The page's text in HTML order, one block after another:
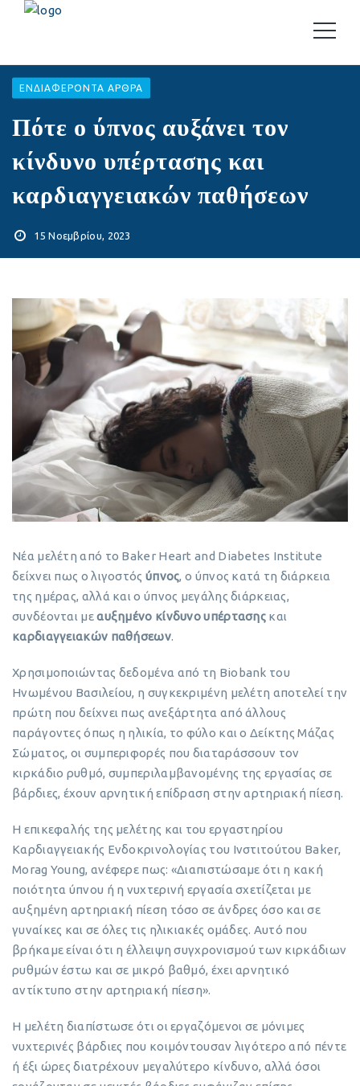
EΝΔΙΑΦΈΡΟΝΤΑ ΆΡΘΡΑ
Πότε ο ύπνος αυξάνει τον
κίνδυνο υπέρτασης και
καρδιαγγειακών παθήσεων
15 Νοεμβρίου, 2023
Νέα μελέτη από το Baker Heart and Diabetes Institute
δείχνει πως ο λιγοστός ύπνος, ο ύπνος κατά τη διάρκεια
της ημέρας, αλλά και ο ύπνος μεγάλης διάρκειας,
συνδέονται μεαυξημένο κίνδυνο υπέρτασης και
καρδιαγγειακών παθήσεων.
Χρησιμοποιώντας δεδομένα από τη Biobank του
Ηνωμένου Βασιλείου, η συγκεκριμένη μελέτη αποτελεί την
πρώτη που δείχνει πως ανεξάρτητα από άλλους
παράγοντες όπως η ηλικία, το φύλο και ο Δείκτης Μάζας
Σώματος, οι συμπεριφορές που διαταράσσουν τον
κιρκάδιο ρυθμό, συμπεριλαμβανομένης της εργασίας σε
βάρδιες, έχουν αρνητική επίδραση στην αρτηριακή πίεση.
Η επικεφαλής της μελέτης και του εργαστηρίου
Καρδιαγγειακής Ενδοκρινολογίας του Ινστιτούτου Baker,
Morag Young, ανέφερε πως: «Διαπιστώσαμε ότι η κακή
ποιότητα ύπνου ή η νυχτερινή εργασία σχετίζεται με
αυξημένη αρτηριακή πίεση τόσο σε άνδρες όσο και σε
γυναίκες και σε όλες τις ηλικιακές ομάδες. Αυτό που
βρήκαμε είναι ότι η έλλειψη συγχρονισμού των κιρκάδιων
ρυθμών έστω και σε μικρό βαθμό, έχει αρνητικό
αντίκτυπο στην αρτηριακή πίεση».
Η μελέτη διαπίστωσε ότι οι εργαζόμενοι σε μόνιμες
νυχτερινές βάρδιες που κοιμόντουσαν λιγότερο από πέντε
ή έξι ώρες διατρέχουν μεγαλύτερο κίνδυνο, αλλά όσοι